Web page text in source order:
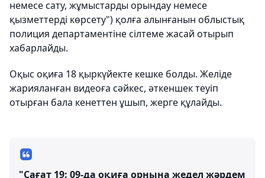
немесе сату, жұмыстарды орындау немесе
қызметтерді көрсету") қолға алынғанын облыстық
полиция департаментіне сілтеме жасай отырып
хабарлайды.
Оқыс оқиға 18 қыркүйекте кешке болды. Желіде
жарияланған видеоға сәйкес, әткеншек теуіп
отырған бала кенеттен ұшып, жерге құлайды.
"Сағат 19: 09-да оқиға орнына жедел жәрдем